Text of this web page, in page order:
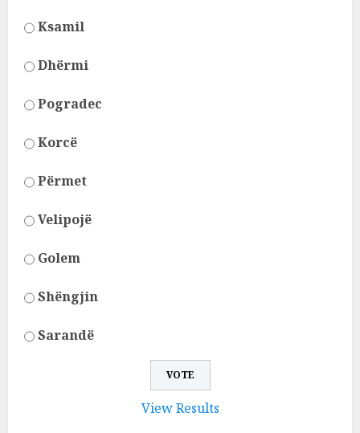
Ksamil
Dhërmi
Pogradec
Korcë
Përmet
Velipojë
Golem
Shëngjin
Sarandë
View Results